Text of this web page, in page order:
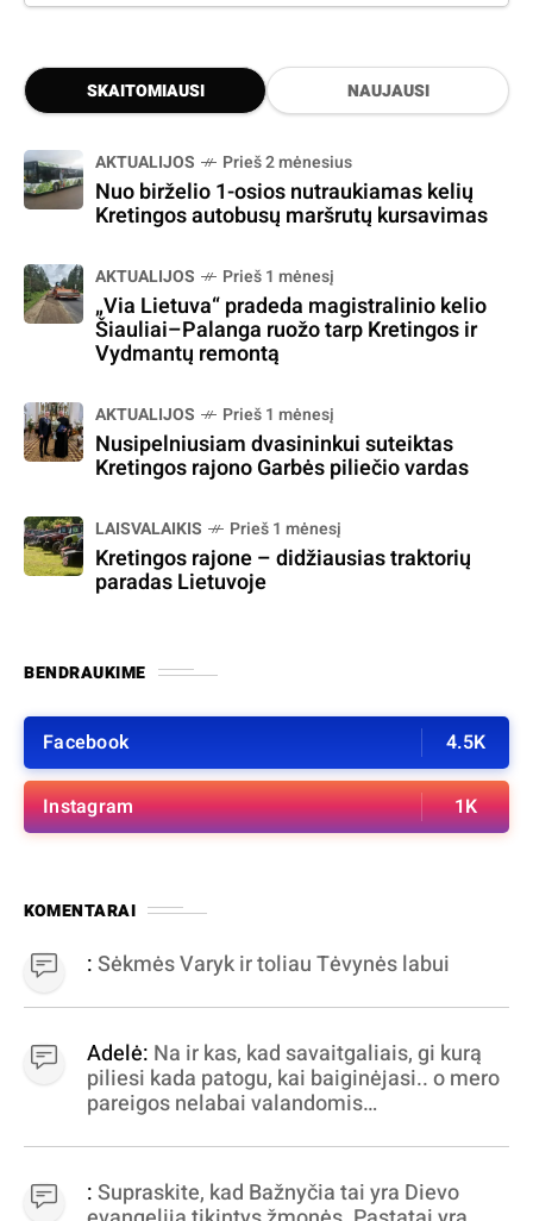
SKAITOMIAUSI NAUJAUSI
AKTUALIJOS Prieš 2 mėnesius
Nuo birželio 1-osios nutraukiamas kelių
Kretingos autobusų maršrutų kursavimas
AKTUALIJOS Prieš 1 mėnesį
„Via Lietuva“ pradeda magistralinio kelio
Šiauliai–Palanga ruožo tarp Kretingos ir
Vydmantų remontą
AKTUALIJOS Prieš 1 mėnesį
Nusipelniusiam dvasininkui suteiktas
Kretingos rajono Garbės piliečio vardas
LAISVALAIKIS Prieš 1 mėnesį
Kretingos rajone – didžiausias traktorių
paradas Lietuvoje
BENDRAUKIME
Facebook 4.5K
Instagram 1K
KOMENTARAI
:Sėkmės Varyk ir toliau Tėvynės labui
Adelė: Na ir kas, kad savaitgaliais, gi kurą
piliesi kada patogu, kai baiginėjasi.. o mero
pareigos nelabai valandomis
virpinimas, ieškokit kur milijonus vagia
dujininkai, elektros aferistai, stadionų
statytojai Vilnuje
:Supraskite, kad Bažnyčia tai yra Dievo